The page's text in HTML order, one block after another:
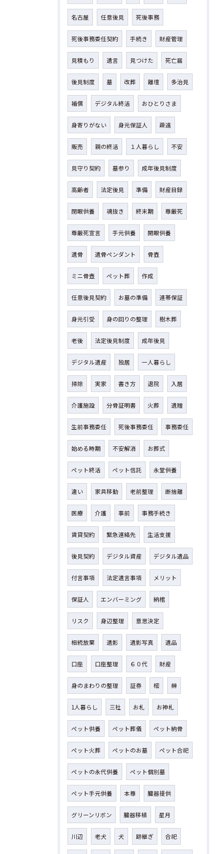
名古屋 任意後見 死後事務
死後事務委任契約 手続き 財産管理
見積もり 遺言 見つけた 死亡届
後見制度 墓 改葬 離壇 多治見
補償 デジタル終活 おひとりさま
身寄りがない 身元保証人 疎遠
販売 親の終活 １人暮らし 不安
見守り契約 墓参り 成年後見制度
高齢者 法定後見 準備 財産目録
閉眼供養 魂抜き 終末期 尊厳死
尊厳死宣言 手元供養 開眼供養
遺骨 遺骨ペンダント 骨壺
ミニ骨壺 ペット葬 作成
任意後見契約 お墓の準備 連帯保証
身元引受 身の回りの整理 樹木葬
老後 法定後見制度 成年後見
デジタル遺産 独居 一人暮らし
掃除 実家 書き方 退院 入居
介護施設 分骨証明書 火葬 遺贈
生前事務委任 死後事務委任 事務委任
始める時期 不安解消 お葬式
ペット終活 ペット信託 永堂供養
違い 家具移動 老前整理 断捨離
医療 介護 事前 事務手続き
賃貸契約 緊急連絡先 生活支援
後見契約 デジタル資産 デジタル遺品
付言事項 法定遺言事項 メリット
保証人 エンバーミング 納棺
リスク 身辺整理 意思決定
相続放棄 遺影 遺影写真 遺品
口座 口座整理 ６０代 財産
身のまわりの整理 証券 樒 榊
1人暮らし 三社 お札 お神札
ペット供養 ペット葬儀 ペット納骨
ペット火葬 ペットのお墓 ペット合祀
ペットの永代供養 ペット個別墓
ペット手元供養 本尊 臓器提供
グリーンリボン 臓器移植 星月
川辺 老犬 犬 跡継ぎ 合祀